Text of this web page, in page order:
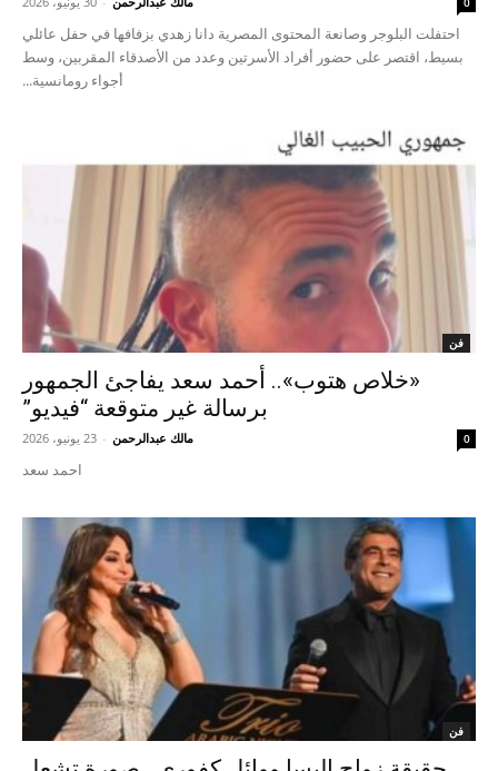
احتفلت البلوجر وصانعة المحتوى المصرية دانا زهدي بزفافها في حفل عائلي
بسيط، اقتصر على حضور أفراد الأسرتين وعدد من الأصدقاء المقربين، وسط
أجواء رومانسية...
فن
«خلاص هتوب».. أحمد سعد يفاجئ الجمهور
برسالة غير متوقعة “فيديو”
مالك عبدالرحمن - 23 يونيو، 2026 0
احمد سعد
فن